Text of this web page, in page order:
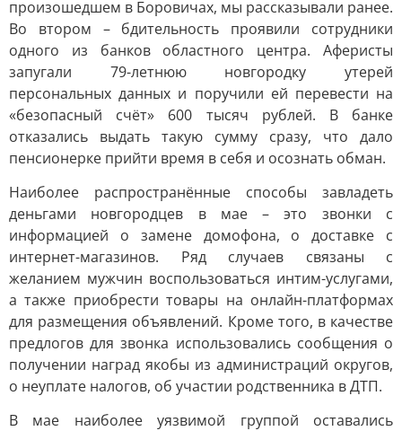
произошедшем в Боровичах, мы рассказывали ранее.
Во втором – бдительность проявили сотрудники
одного из банков областного центра. Аферисты
запугали 79-летнюю новгородку утерей
персональных данных и поручили ей перевести на
«безопасный счёт» 600 тысяч рублей. В банке
отказались выдать такую сумму сразу, что дало
пенсионерке прийти время в себя и осознать обман.
Наиболее распространённые способы завладеть
деньгами новгородцев в мае – это звонки с
информацией о замене домофона, о доставке с
интернет-магазинов. Ряд случаев связаны с
желанием мужчин воспользоваться интим-услугами,
а также приобрести товары на онлайн-платформах
для размещения объявлений. Кроме того, в качестве
предлогов для звонка использовались сообщения о
получении наград якобы из администраций округов,
о неуплате налогов, об участии родственника в ДТП.
В мае наиболее уязвимой группой оставались